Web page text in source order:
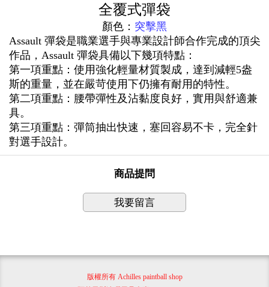
全覆式彈袋
顏色： 突擊黑
Assault 彈袋是職業選手與專業設計師合作完成的頂尖
作品，Assault 彈袋具備以下幾項特點：
第一項重點：使用強化輕量材質製成，達到減輕5盎
斯的重量，並在嚴苛使用下仍擁有耐用的特性。
第二項重點：腰帶彈性及沾黏度良好，實用與舒適兼
具。
第三項重點：彈筒抽出快速，塞回容易不卡，完全針
對選手設計。
商品提問
我要留言
版權所有 Achilles paintball shop